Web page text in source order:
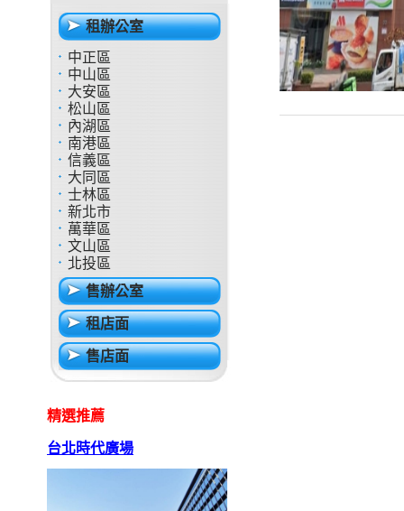
租辦公室
中正區
中山區
大安區
松山區
內湖區
南港區
信義區
大同區
士林區
新北市
萬華區
文山區
北投區
售辦公室
租店面
售店面
精選推薦
台北時代廣場